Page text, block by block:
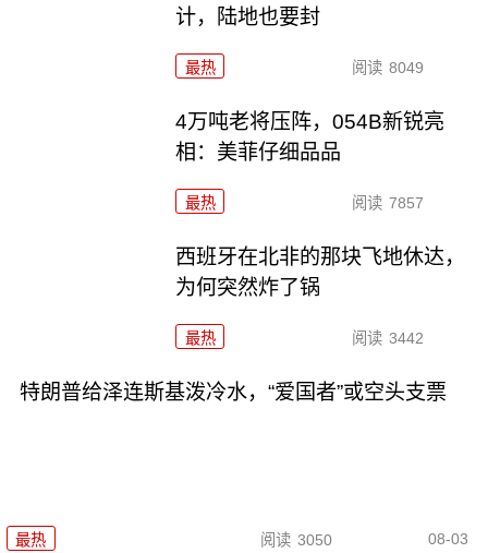
计，陆地也要封
最热 阅读 8049
4万吨老将压阵，054B新锐亮
相：美菲仔细品品
最热 阅读 7857
西班牙在北非的那块飞地休达，
为何突然炸了锅
最热 阅读 3442
特朗普给泽连斯基泼冷水，“爱国者”或空头支票
最热 阅读 3050 08-03